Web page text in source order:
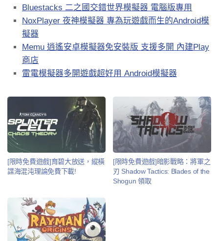
Bluestacks 二之國交錯世界模擬器 電腦版專用
NoxPlayer 夜神模擬器 專為玩遊戲而生的Android模
擬器
Memu 逍遙安卓模擬器免安裝版 支援多開 內建Play
商店
雷電模擬器多開遊戲超好用 Android模擬器
[限時免費遊戲]育碧大放送，縱橫
諜海混沌理論免費下載!
[限時免費遊戲]暗影戰略：將軍之
刃 Shadow Tactics: Blades of the
Shogun 領取